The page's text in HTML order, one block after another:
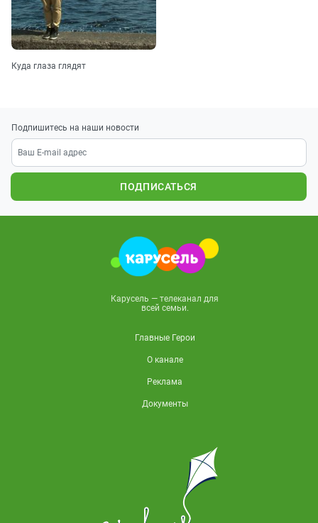
Куда глаза глядят
Подпишитесь на наши новости
ПОДПИСАТЬСЯ
Карусель — телеканал для
всей семьи.
Главные Герои
О канале
Реклама
Документы